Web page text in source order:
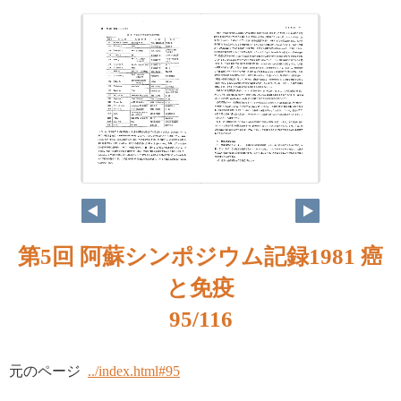
第5回 阿蘇シンポジウム記録1981 癌
と免疫
95/116
元のページ ../index.html#95